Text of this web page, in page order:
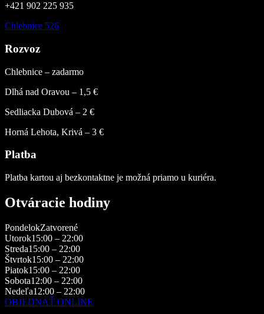
+421 902 225 935
Chlebnice 526
Rozvoz
Chlebnice – zadarmo
Dlhá nad Oravou – 1,5 €
Sedliacka Dubová – 2 €
Horná Lehota, Krivá – 3 €
Platba
Platba kartou aj bezkontaktne je možná priamo u kuriéra.
Otváracie hodiny
PondelokZatvorené
Utorok15:00 – 22:00
Streda15:00 – 22:00
Štvrtok15:00 – 22:00
Piatok15:00 – 22:00
Sobota12:00 – 22:00
Nedeľa12:00 – 22:00
OBJEDNAŤ ONLINE